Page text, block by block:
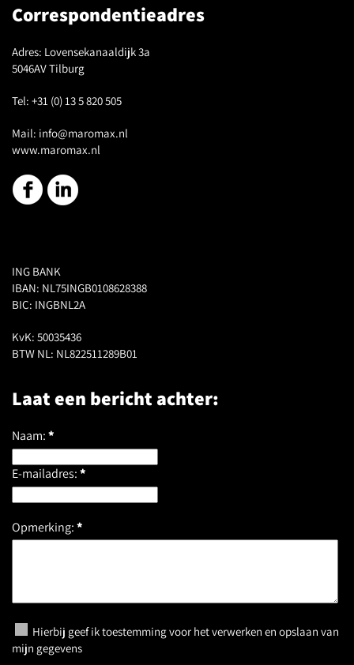
Correspondentieadres
Adres: Lovensekanaaldijk 3a
5046AV Tilburg
Tel: +31 (0) 13 5 820 505
Mail: info@maromax.nl
www.maromax.nl
ING BANK
IBAN: NL75INGB0108628388
BIC: INGBNL2A
KvK: 50035436
BTW NL: NL822511289B01
Laat een bericht achter:
Naam:*
E-mailadres:*
Opmerking:*
Hierbij geef ik toestemming voor het verwerken en opslaan van
mijn gegevens